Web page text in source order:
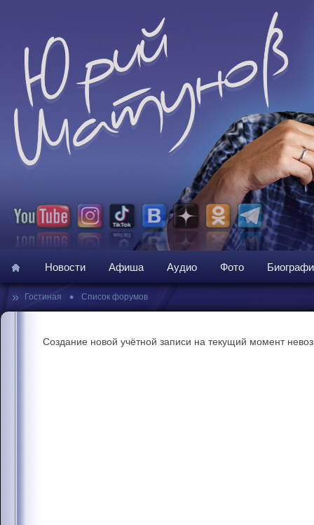
Новости Афиша Аудио Фото
» Гостиная • Список форумов
Создание новой учётной записи на текущий момент